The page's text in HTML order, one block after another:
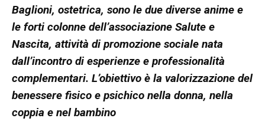
Baglioni, ostetrica, sono le due diverse anime e
le forti colonne dell’associazione Salute e
Nascita, attività di promozione sociale nata
dall’incontro di esperienze e professionalità
complementari. L’obiettivo è la valorizzazione del
benessere fisico e psichico nella donna, nella
coppia e nel bambino